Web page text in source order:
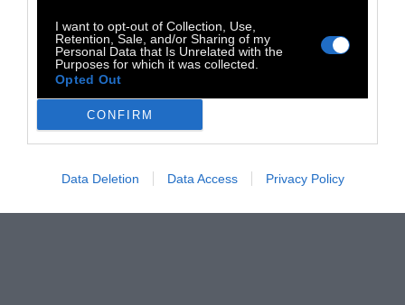
I want to opt-out of Collection, Use,
Retention, Sale, and/or Sharing of my
Personal Data that Is Unrelated with the
Purposes for which it was collected.
Opted Out
CONFIRM
Data Deletion Data Access Privacy Policy